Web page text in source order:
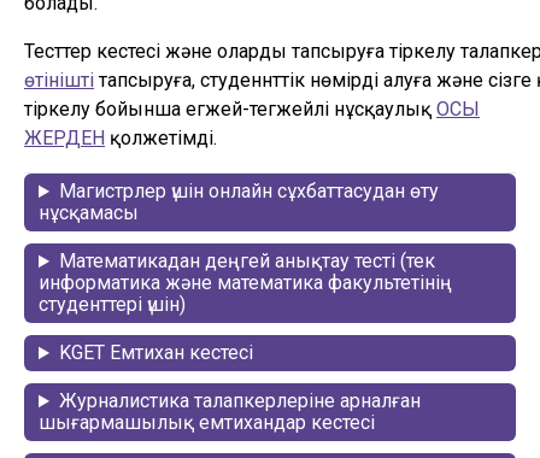
Тесттер кестесі және оларды тапсыруға тіркелу
өтініштітапсыруға, студеннттік нөмірді алуға және
тіркелу бойынша егжей-тегжейлі нұсқаулық ОСЫ
ЖЕРДЕН қолжетімді.
Магистрлер үшін онлайн сұхбаттасудан өту
нұсқамасы
Математикадан деңгей анықтау тесті (тек
информатика және математика факультетінің
студенттері үшін)
KGET Емтихан кестесі
Журналистика талапкерлеріне арналған
шығармашылық емтихандар кестесі